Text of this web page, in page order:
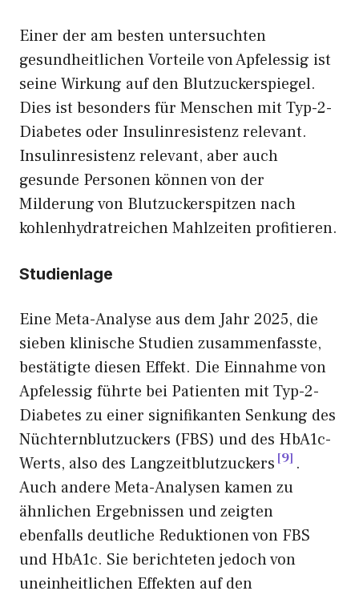
Einer der am besten untersuchten
gesundheitlichen Vorteile von Apfelessig ist
seine Wirkung auf den Blutzuckerspiegel.
Dies ist besonders für Menschen mit Typ-2-
Diabetes oder Insulinresistenz relevant.
Insulinresistenz relevant, aber auch
gesunde Personen können von der
Milderung von Blutzuckerspitzen nach
kohlenhydratreichen Mahlzeiten profitieren.
Studienlage
Eine Meta-Analyse aus dem Jahr 2025, die
sieben klinische Studien zusammenfasste,
bestätigte diesen Effekt. Die Einnahme von
Apfelessig führte bei Patienten mit Typ-2-
Diabetes zu einer signifikanten Senkung des
Nüchternblutzuckers (FBS) und des HbA1c-
Werts, also des Langzeitblutzuckers 9 .
Auch andere Meta-Analysen kamen zu
ähnlichen Ergebnissen und zeigten
ebenfalls deutliche Reduktionen von FBS
und HbA1c. Sie berichteten jedoch von
uneinheitlichen Effekten auf den